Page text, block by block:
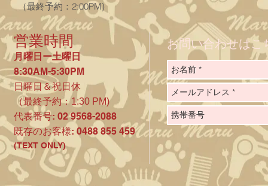
（最終予約：2:00PM)
お問い合わせはこ
営業時間
月曜日ー土曜日
8:30AM-5:30PM
日曜日＆祝日休
（最終予約：1:30 PM)
代表番号: 02 9568-2088
​既存のお客様: 0488 855 459
(TEXT ONLY)